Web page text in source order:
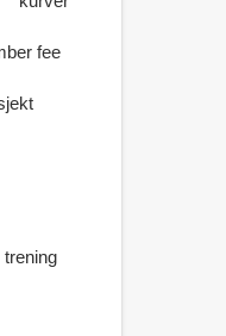
fee
trening